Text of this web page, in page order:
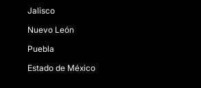
Jalisco
Nuevo León
Puebla
Estado de México